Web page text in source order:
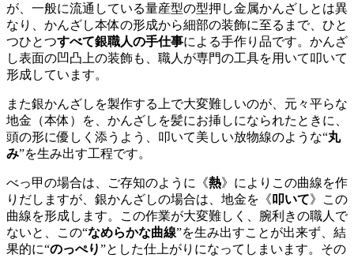
が、一般に流通している量産型の型押し金属かんざしとは異
なり、かんざし本体の形成から細部の装飾に至るまで、ひと
つひとつすべて銀職人の手仕事による手作り品です。かんざ
し表面の凹凸上の装飾も、職人が専門の工具を用いて叩いて
形成しています。
また銀かんざしを製作する上で大変難しいのが、元々平らな
地金（本体）を、かんざしを髪にお挿しになられたときに、
頭の形に優しく添うよう、叩いて美しい放物線のような“丸
み”を生み出す工程です。
べっ甲の場合は、ご存知のように《熱》によりこの曲線を作
りだしますが、銀かんざしの場合は、地金を《 叩いて》この
曲線を形成します。この作業が大変難しく、腕利きの職人で
ないと、この“なめらかな曲線”を生み出すことが出来ず、結
果的に“のっぺり”とした仕上がりになってしまいます。その